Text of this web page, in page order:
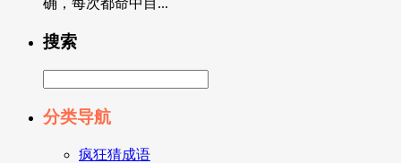
确，每次都命中目...
搜索
分类导航
疯狂猜成语